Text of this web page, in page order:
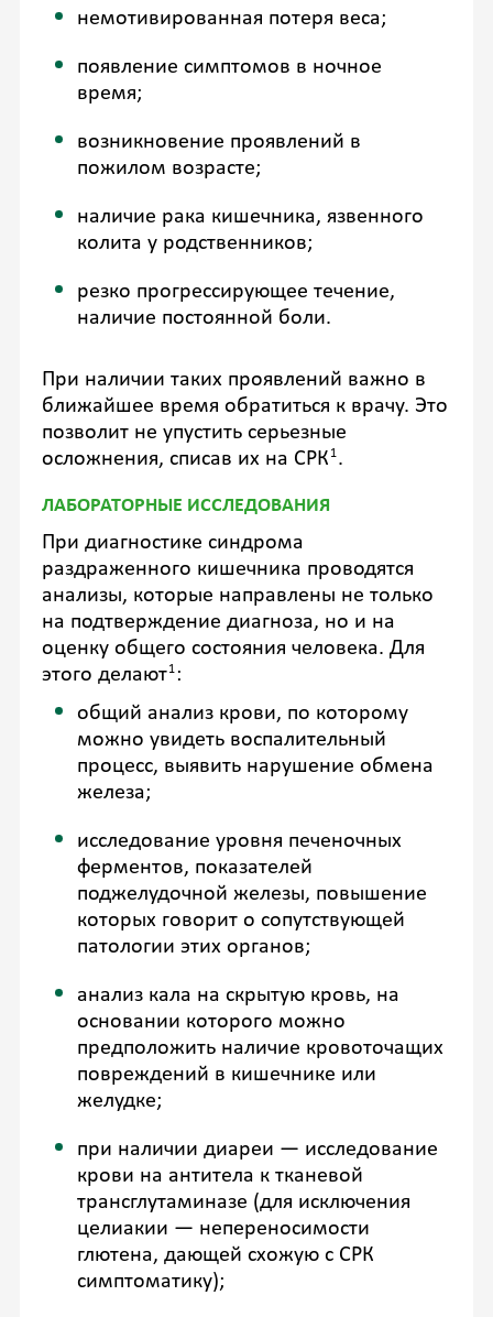
немотивированная потеря веса;
появление симптомов в ночное
время;
возникновение проявлений в
пожилом возрасте;
наличие рака кишечника, язвенного
колита у родственников;
резко прогрессирующее течение,
наличие постоянной боли.
При наличии таких проявлений важно в
ближайшее время обратиться к врачу. Это
позволит не упустить серьезные
осложнения, списав их на СРК 1.
ЛАБОРАТОРНЫЕ ИССЛЕДОВАНИЯ
При диагностике синдрома
раздраженного кишечника проводятся
анализы, которые направлены не только
на подтверждение диагноза, но и на
оценку общего состояния человека. Для
этого делают1 :
общий анализ крови, по которому
можно увидеть воспалительный
процесс, выявить нарушение обмена
железа;
исследование уровня печеночных
ферментов, показателей
поджелудочной железы, повышение
которых говорит о сопутствующей
патологии этих органов;
анализ кала на скрытую кровь, на
основании которого можно
предположить наличие кровоточащих
повреждений в кишечнике или
желудке;
при наличии диареи — исследование
крови на антитела к тканевой
трансглутаминазе (для исключения
целиакии — непереносимости
глютена, дающей схожую с СРК
симптоматику);